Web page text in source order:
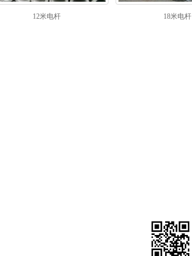
12米电杆 18米电杆